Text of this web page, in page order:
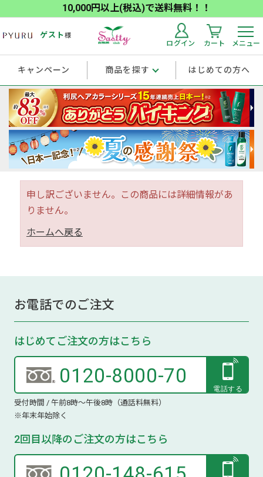
10,000円以上(税込)で送料無料！！
ゲスト様
ログイン カート メニュー
キャンペーン 商品を探す はじめての方へ
申し訳ございません。この商品には詳細情報があ
りません。
ホームへ戻る
お電話でのご注文
はじめてご注文の方はこちら
0120-8000-70
受付時間 / 午前8時～午後8時（通話料無料）
※年末年始除く
2回目以降のご注文の方はこちら